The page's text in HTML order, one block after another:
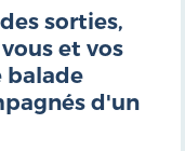
sorties,
et vos
balade
d'un